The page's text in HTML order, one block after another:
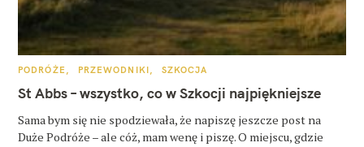
K
T
E
O
R
I
PODRÓŻE PRZEWODNIKI SZKOCJA
St Abbs – wszystko, co w Szkocji najpiękniejsze
Sama bym się nie spodziewała, że napiszę jeszcze post na
Duże Podróże – ale cóż, mam wenę i piszę. O miejscu, gdzie